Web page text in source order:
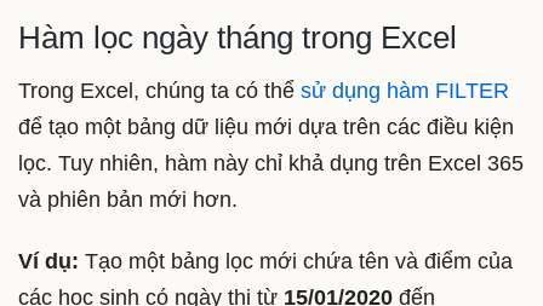
Hàm lọc ngày tháng trong Excel
Trong Excel, chúng ta có thể sử dụng hàm FILTER
để tạo một bảng dữ liệu mới dựa trên các điều kiện
lọc. Tuy nhiên, hàm này chỉ khả dụng trên Excel 365
và phiên bản mới hơn.
Ví dụ: Tạo một bảng lọc mới chứa tên và điểm của
các học sinh có ngày thi từ 15/01/2020 đến